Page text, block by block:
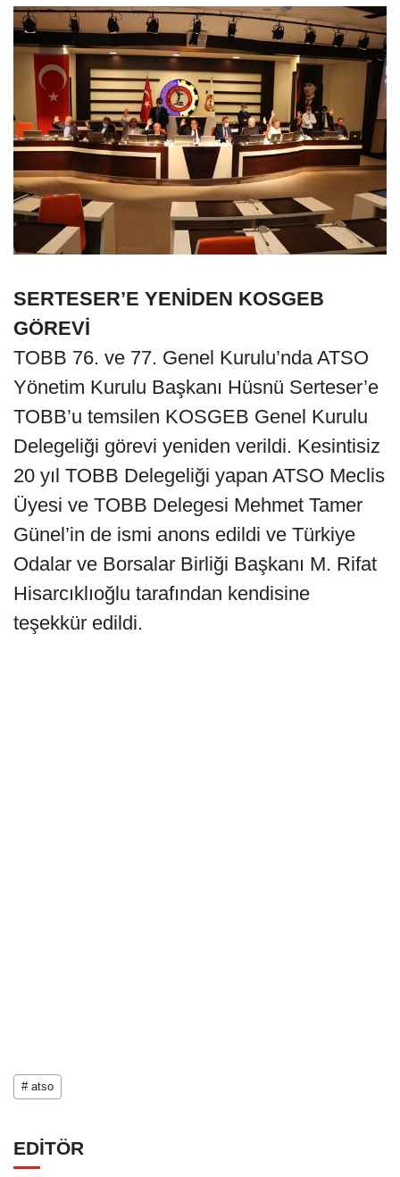
SERTESER’E YENİDEN KOSGEB
GÖREVİ
TOBB 76. ve 77. Genel Kurulu’nda ATSO
Yönetim Kurulu Başkanı Hüsnü Serteser’e
TOBB’u temsilen KOSGEB Genel Kurulu
Delegeliği görevi yeniden verildi. Kesintisiz
20 yıl TOBB Delegeliği yapan ATSO Meclis
Üyesi ve TOBB Delegesi Mehmet Tamer
Günel’in de ismi anons edildi ve Türkiye
Odalar ve Borsalar Birliği Başkanı M. Rifat
Hisarcıklıoğlu tarafından kendisine
teşekkür edildi.
# atso
EDİTÖR